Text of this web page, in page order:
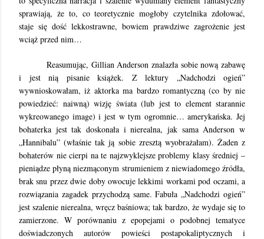
sprawiają, że to, co teoretycznie mogłoby czytelnika zdołować,
staje się dość lekkostrawne, bowiem prawdziwe zagrożenie jest
wciąż przed nim…
Reasumując, Gillian Anderson znalazła sobie nową zabawę
i jest nią pisanie książek. Z lektury „Nadchodzi ogień”
wywnioskowałam, iż aktorka ma bardzo romantyczną (co by nie
powiedzieć: naiwną) wizję świata (lub jest to element starannie
wykreowanego image) i jest w tym ogromnie… amerykańska. Jej
bohaterka jest tak doskonała i nierealna, jak sama Anderson w
„Hannibalu” (właśnie tak ją sobie zresztą wyobrażałam). Żaden z
bohaterów nie cierpi na te najzwyklejsze problemy klasy średniej –
pieniądze płyną niezmąconym strumieniem z niewiadomego źródła,
brak snu przez dwie doby owocuje lekkimi workami pod oczami, a
rozwiązania zagadek przychodzą same. Fabuła „Nadchodzi ogień”
jest szalenie nierealna, wręcz baśniowa; tak bardzo, że wydaje się to
zamierzone. W porównaniu z epopejami o podobnej tematyce
doświadczonych autorów powieści postapokaliptycznych i